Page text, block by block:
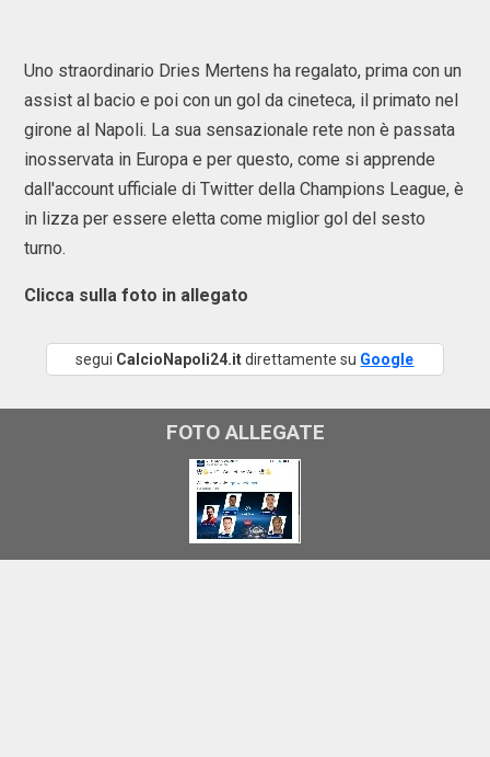
Uno straordinario Dries Mertens ha regalato, prima con un
assist al bacio e poi con un gol da cineteca, il primato nel
girone al Napoli. La sua sensazionale rete non è passata
inosservata in Europa e per questo, come si apprende
dall'account ufficiale di Twitter della Champions League, è
in lizza per essere eletta come miglior gol del sesto
turno.
Clicca sulla foto in allegato
segui CalcioNapoli24.itdirettamente su Google
FOTO ALLEGATE